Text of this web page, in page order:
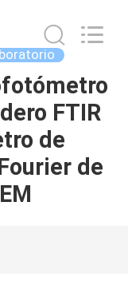
FTIR
de
de